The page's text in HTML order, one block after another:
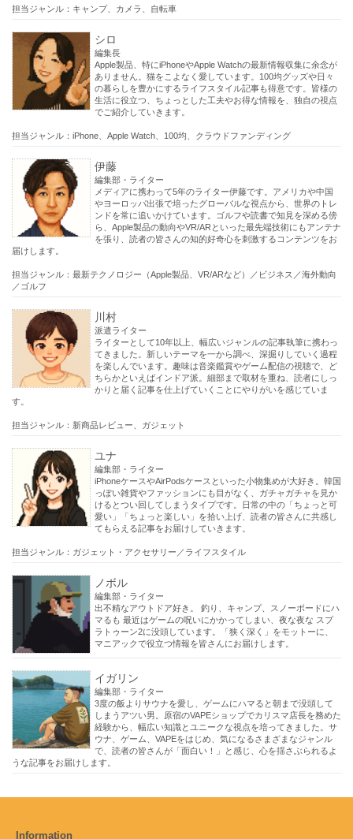
担当ジャンル：キャンプ、カメラ、自転車
シロ
編集長
Apple製品、特にiPhoneやApple Watchの最新情報収集に余念が
ありません。猫をこよなく愛しています。100均グッズや日々
の暮らしを豊かにするライフスタイル記事も得意です。皆様の
生活に役立つ、ちょっとした工夫やお得な情報を、独自の視点
でご紹介していきます。
担当ジャンル：iPhone、Apple Watch、100均、クラウドファンディング
伊藤
編集部・ライター
メディアに携わって5年のライター伊藤です。アメリカや中国
やヨーロッパ出張で培ったグローバルな視点から、世界のトレ
ンドを常に追いかけています。ゴルフや読書で知見を深める傍
ら、Apple製品の動向やVR/ARといった最先端技術にもアンテナ
を張り、読者の皆さんの知的好奇心を刺激するコンテンツをお
届けします。
担当ジャンル：最新テクノロジー（Apple製品、VR/ARなど）／ビジネス／海外動向
／ゴルフ
川村
派遣ライター
ライターとして10年以上、幅広いジャンルの記事執筆に携わっ
てきました。新しいテーマを一から調べ、深掘りしていく過程
を楽しんでいます。趣味は音楽鑑賞やゲーム配信の視聴で、ど
ちらかといえばインドア派。細部まで取材を重ね、読者にしっ
かりと届く記事を仕上げていくことにやりがいを感じていま
す。
担当ジャンル：新商品レビュー、ガジェット
ユナ
編集部・ライター
iPhoneケースやAirPodsケースといった小物集めが大好き。韓国
っぽい雑貨やファッションにも目がなく、ガチャガチャを見か
けるとつい回してしまうタイプです。日常の中の「ちょっと可
愛い」「ちょっと楽しい」を拾い上げ、読者の皆さんに共感し
てもらえる記事をお届けしていきます。
担当ジャンル：ガジェット・アクセサリー／ライフスタイル
ノボル
編集部・ライター
出不精なアウトドア好き。 釣り、キャンプ、スノーボードにハ
マるも 最近はゲームの呪いにかかってしまい、夜な夜な スプ
ラトゥーン2に没頭しています。「狭く深く」をモットーに、
マニアックで役立つ情報を皆さんにお届けします。
イガリン
編集部・ライター
3度の飯よりサウナを愛し、ゲームにハマると朝まで没頭して
しまうアツい男。原宿のVAPEショップでカリスマ店長を務めた
経験から、幅広い知識とユニークな視点を培ってきました。サ
ウナ、ゲーム、VAPEをはじめ、気になるさまざまなジャンル
で、読者の皆さんが「面白い！」と感じ、心を揺さぶられるよ
うな記事をお届けします。
Information